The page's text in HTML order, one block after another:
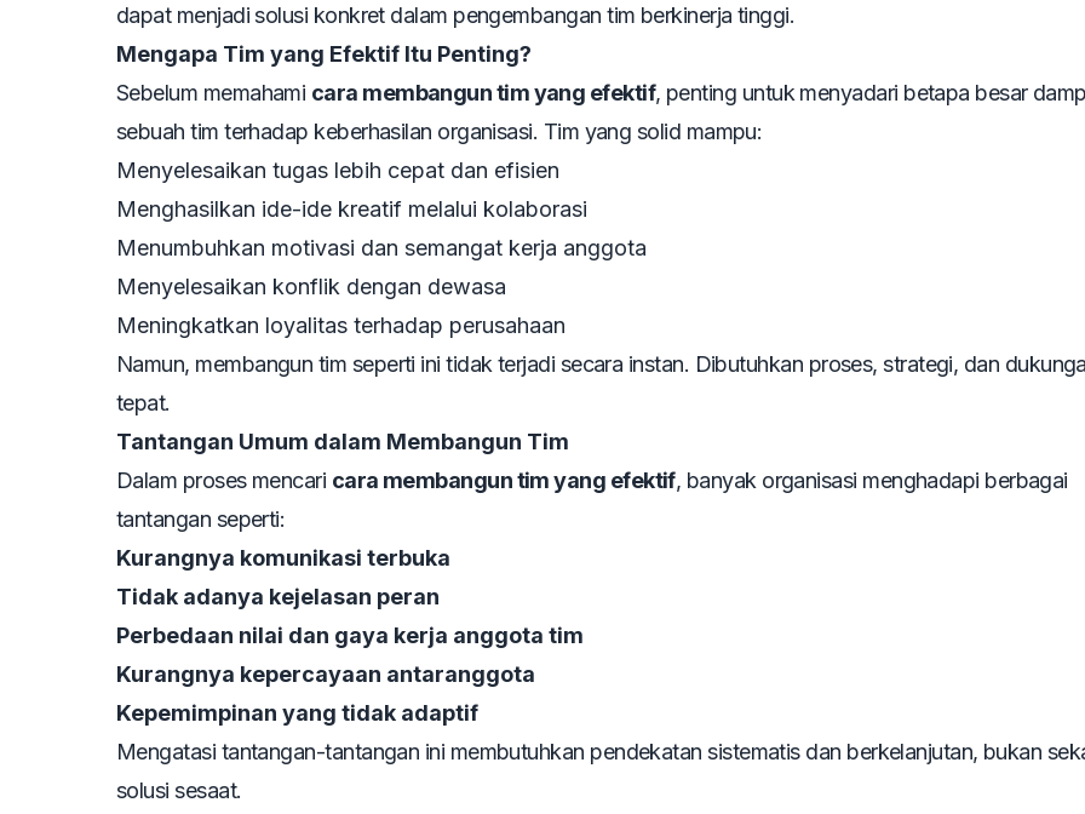
dapat menjadi solusi konkret dalam pengembangan tim berkinerja tinggi.
Mengapa Tim yang Efektif Itu Penting?
Sebelum memahami cara membangun tim yang efektif, penting untuk menyadari betapa besar
sebuah tim terhadap keberhasilan organisasi. Tim yang solid mampu:
Menyelesaikan tugas lebih cepat dan efisien
Menghasilkan ide-ide kreatif melalui kolaborasi
Menumbuhkan motivasi dan semangat kerja anggota
Menyelesaikan konflik dengan dewasa
Meningkatkan loyalitas terhadap perusahaan
Namun, membangun tim seperti ini tidak terjadi secara instan. Dibutuhkan proses, strategi, dan
tepat.
Tantangan Umum dalam Membangun Tim
Dalam proses mencari cara membangun tim yang efektif, banyak organisasi menghadapi berbagai
tantangan seperti:
Kurangnya komunikasi terbuka
Tidak adanya kejelasan peran
Perbedaan nilai dan gaya kerja anggota tim
Kurangnya kepercayaan antaranggota
Kepemimpinan yang tidak adaptif
Mengatasi tantangan-tantangan ini membutuhkan pendekatan sistematis dan berkelanjutan, bukan
solusi sesaat.